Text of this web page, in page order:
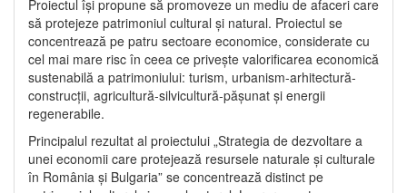
Proiectul își propune să promoveze un mediu de afaceri care
să protejeze patrimoniul cultural și natural. Proiectul se
concentrează pe patru sectoare economice, considerate cu
cel mai mare risc în ceea ce privește valorificarea economică
sustenabilă a patrimoniului: turism, urbanism-arhitectură-
construcții, agricultură-silvicultură-pășunat și energii
regenerabile.
Principalul rezultat al proiectului „Strategia de dezvoltare a
unei economii care protejează resursele naturale și culturale
în România și Bulgaria” se concentrează distinct pe